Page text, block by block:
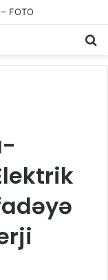
FOTO